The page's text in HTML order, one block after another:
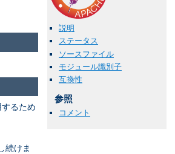
説明
ステータス
ソースファイル
モジュール識別子
互換性
参照
コメント
るため
続けま